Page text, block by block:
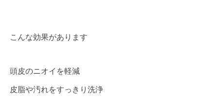
こんな効果があります
頭皮のニオイを軽減
皮脂や汚れをすっきり洗浄